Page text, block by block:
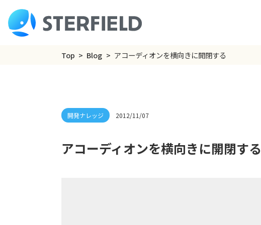
Top Blog アコーディオンを横向きに開閉する
2012/11/07
アコーディオンを横向きに開閉する